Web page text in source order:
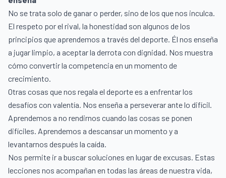
No se trata solo de ganar o perder, sino de los que nos inculca.
El respeto por el rival, la honestidad son algunos de los
principios que aprendemos a través del deporte. Él nos enseña
a jugar limpio, a aceptar la derrota con dignidad. Nos muestra
cómo convertir la competencia en un momento de
crecimiento.
Otras cosas que nos regala el deporte es a enfrentar los
desafíos con valentía. Nos enseña a perseverar ante lo difícil.
Aprendemos a no rendirnos cuando las cosas se ponen
difíciles. Aprendemos a descansar un momento y a
levantarnos después la caída.
Nos permite ir a buscar soluciones en lugar de excusas. Estas
lecciones nos acompañan en todas las áreas de nuestra vida,